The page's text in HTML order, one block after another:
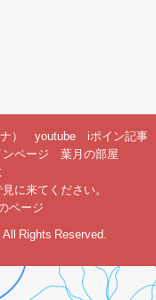
） youtube
iポイン記事
ンページ
葉月の部屋
に来てください。
ページ
Rights Reserved.